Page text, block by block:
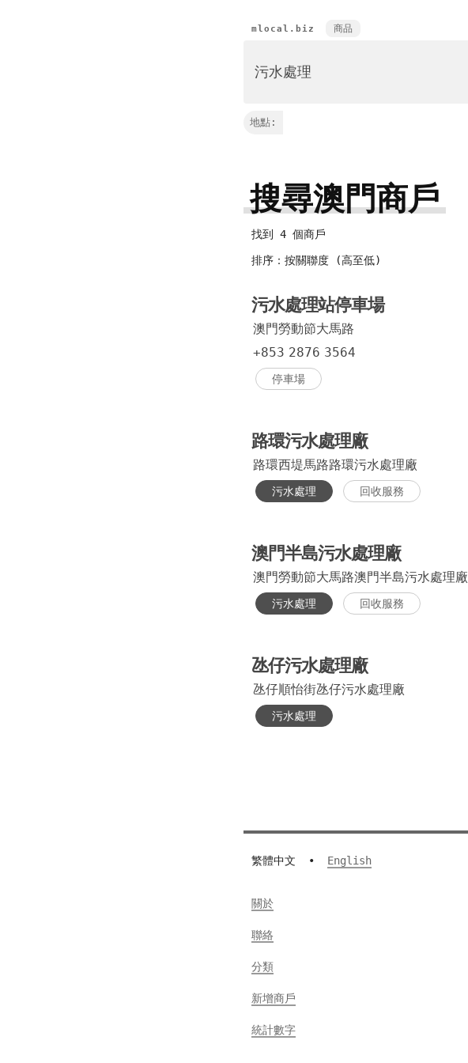
mlocal.biz 商品
地點:
搜尋澳門商戶
找到 4 個商戶
排序：按關聯度 (高至低)
污水處理站停車場
澳門勞動節大馬路
+853 2876 3564
停車場
路環污水處理廠
路環西堤馬路路環污水處理廠
污水處理 回收服務
澳門半島污水處理廠
澳門勞動節大馬路澳門半島污水處理廠
污水處理 回收服務
氹仔污水處理廠
氹仔順怡街氹仔污水處理廠
污水處理
繁體中文 • English
關於
聯絡
分類
新增商戶
統計數字